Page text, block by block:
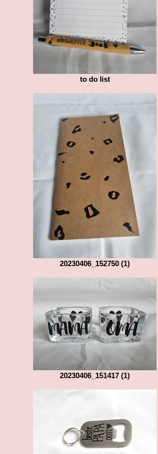
to do list
20230406_152750 (1)
20230406_151417 (1)